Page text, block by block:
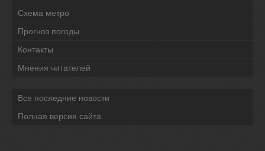
Схема метро
Прогноз погоды
Контакты
Мнения читателей
Все последние новости
Полная версия сайта